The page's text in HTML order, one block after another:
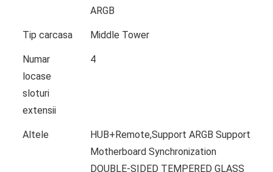
ARGB
Tip carcasa Middle Tower
Numar
locase
sloturi
extensii
4
Altele
HUB+Remote,Support ARGB Support
Motherboard Synchronization
DOUBLE-SIDED TEMPERED GLASS